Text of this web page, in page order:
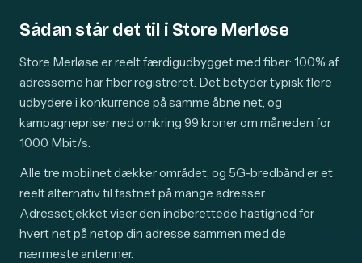
Sådan står det til i Store Merløse
Store Merløse er reelt færdigudbygget med fiber: 100% af
adresserne har fiber registreret. Det betyder typisk flere
udbydere i konkurrence på samme åbne net, og
kampagnepriser ned omkring 99 kroner om måneden for
1000 Mbit/s.
Alle tre mobilnet dækker området, og 5G-bredbånd er et
reelt alternativ til fastnet på mange adresser.
Adressetjekket viser den indberettede hastighed for
hvert net på netop din adresse sammen med de
nærmeste antenner.